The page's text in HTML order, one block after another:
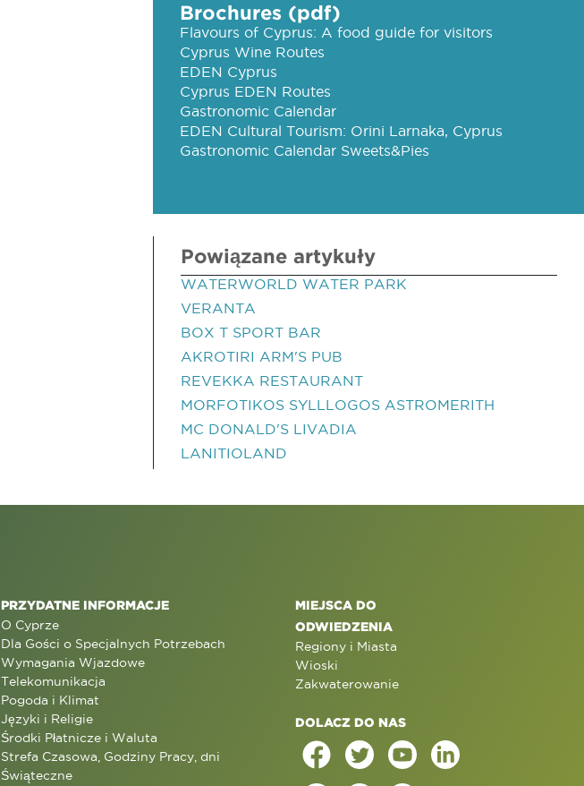
Brochures (pdf)
Flavours of Cyprus: A food guide for visitors
Cyprus Wine Routes
EDEN Cyprus
Cyprus EDEN Routes
Gastronomic Calendar
EDEN Cultural Tourism: Orini Larnaka, Cyprus
Gastronomic Calendar Sweets&Pies
Powiązane artykuły
WATERWORLD WATER PARK
VERANTA
BOX T SPORT BAR
AKROTIRI ARM'S PUB
REVEKKA RESTAURANT
MORFOTIKOS SYLLLOGOS ASTROMERITH
MC DONALD'S LIVADIA
LANITIOLAND
PRZYDATNE INFORMACJE
O Cyprze
Dla Gości o Specjalnych Potrzebach
Wymagania Wjazdowe
Telekomunikacja
Pogoda i Klimat
Języki i Religie
Środki Płatnicze i Waluta
Strefa Czasowa, Godziny Pracy, dni
Świąteczne
MIEJSCA DO
ODWIEDZENIA
Regiony i Miasta
Wioski
Zakwaterowanie
DOLACZ DO NAS